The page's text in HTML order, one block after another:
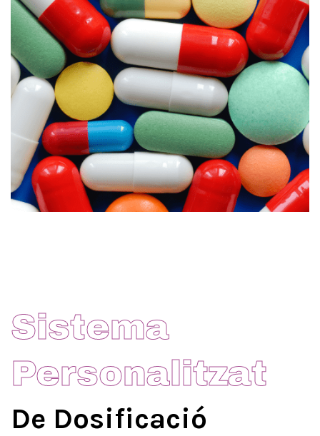
Sistema
Personalitzat
De Dosificació